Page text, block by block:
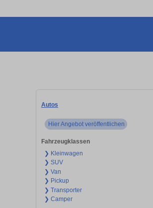
Autos
Hier Angebot veröffentlichen
Fahrzeugklassen
❯ Kleinwagen
❯ SUV
❯ Van
❯ Pickup
❯ Transporter
❯ Camper